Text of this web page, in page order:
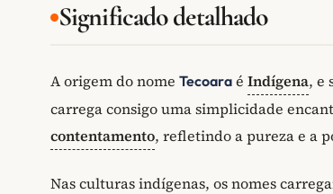
Significado detalhado
A origem do nome Tecoara é Indígena, e
carrega consigo uma simplicidade
contentamento, refletindo a pureza e a
Nas culturas indígenas, os nomes